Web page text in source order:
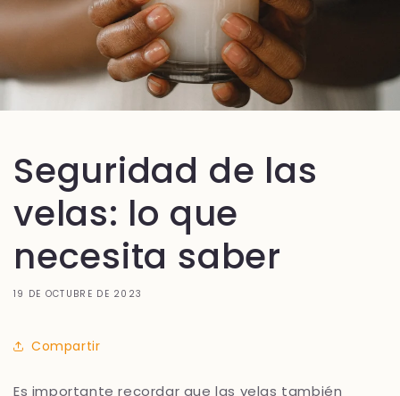
Seguridad de las
velas: lo que
necesita saber
19 DE OCTUBRE DE 2023
Compartir
Es importante recordar que las velas también